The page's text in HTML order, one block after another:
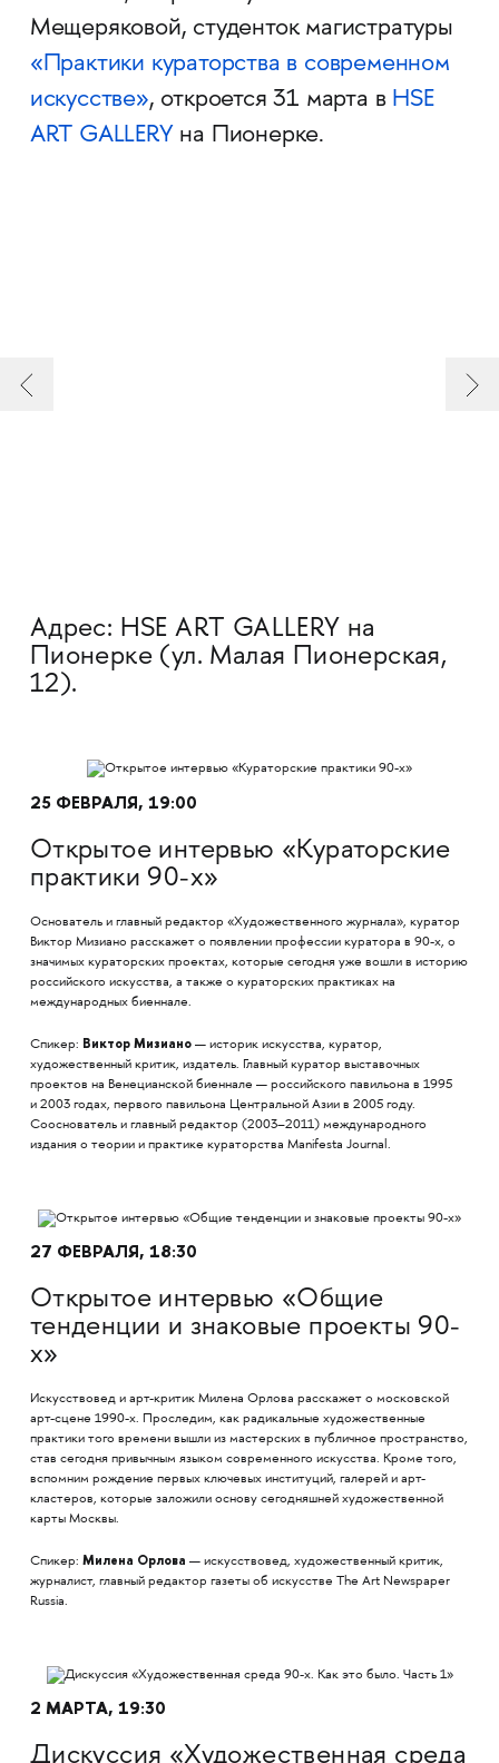
Мещеряковой, студенток магистратуры
«Практики кураторства в современном
искусстве», откроется 31 марта в HSE
ART GALLERY на Пионерке.
Адрес: HSE ART GALLERY на
Пионерке (ул. Малая Пионерская,
12).
25 ФЕВРАЛЯ, 19:00
Открытое интервью «Кураторские
практики 90-х»
Основатель и главный редактор «Художественного журнала», куратор
Виктор Мизиано расскажет о появлении профессии куратора в 90-х, о
значимых кураторских проектах, которые сегодня уже вошли в историю
российского искусства, а также о кураторских практиках на
международных биеннале.
Спикер: Виктор Мизиано— историк искусства, куратор,
художественный критик, издатель. Главный куратор выставочных
проектов на Венецианской биеннале — российского павильона в 1995
и 2003 годах, первого павильона Центральной Азии в 2005 году.
Сооснователь и главный редактор (2003–2011) международного
издания о теории и практике кураторства Manifesta Journal.
27 ФЕВРАЛЯ, 18:30
Открытое интервью «Общие
тенденции и знаковые проекты 90-
х»
Искусствовед и арт-критик Милена Орлова расскажет о московской
арт-сцене 1990-х. Проследим, как радикальные художественные
практики того времени вышли из мастерских в публичное пространство,
став сегодня привычным языком современного искусства. Кроме того,
вспомним рождение первых ключевых институций, галерей и арт-
кластеров, которые заложили основу сегодняшней художественной
карты Москвы.
Спикер: Милена Орлова — искусствовед, художественный критик,
журналист, главный редактор газеты об искусстве The Art Newspaper
Russia.
2 МАРТА, 19:30
Дискуссия «Художественная среда